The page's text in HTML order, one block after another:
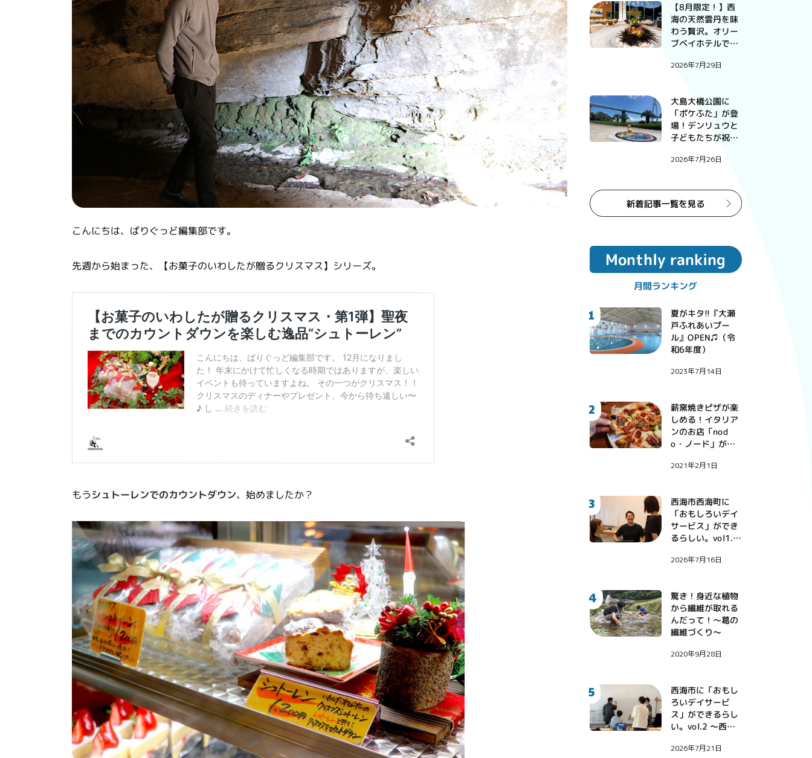
こんにちは、ばりぐっど編集部です。
先週から始まった、【お菓子のいわしたが贈るクリスマス】シリーズ。
もうシュトーレンでのカウントダウン、始めましたか？
【8月限定！】西
海の天然雲丹を味
わう贅沢。オリー
ブベイホテルで過
の特別な一夜。
2026年7月29日
大島大橋公園に
「ポケふた」が登
場！デンリュウと
子どもたちが祝っ
2026年7月26日
Monthly ranking
月間ランキング
1 夏がキタ!!『大瀬
戸ふれあいプー
ル』OPEN♫（令
和6年度）
2023年7月14日
2
薪窯焼きピザが楽
しめる！イタリア
ンのお店「nod
o・ノード」が西
2021年2月1日
3 西海市西海町に
「おもしろいデイ
サービス」ができ
るらしい。vol1.
する診療看護師・
2026年7月16日
4
驚き！身近な植物
から繊維が取れる
んだって！〜葛の
繊維づくり〜
2020年9月28日
5 西海市に「おもし
ろいデイサービ
ス」ができるらし
い。vol.2 〜西海
がやってきた！〜
2026年7月21日